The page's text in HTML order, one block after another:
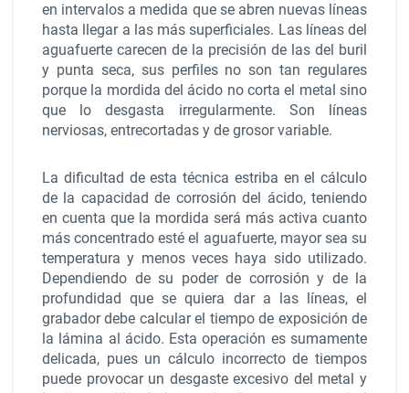
en intervalos a medida que se abren nuevas líneas
hasta llegar a las más superficiales. Las líneas del
aguafuerte carecen de la precisión de las del buril
y punta seca, sus perfiles no son tan regulares
porque la mordida del ácido no corta el metal sino
que lo desgasta irregularmente. Son líneas
nerviosas, entrecortadas y de grosor variable.
La dificultad de esta técnica estriba en el cálculo
de la capacidad de corrosión del ácido, teniendo
en cuenta que la mordida será más activa cuanto
más concentrado esté el aguafuerte, mayor sea su
temperatura y menos veces haya sido utilizado.
Dependiendo de su poder de corrosión y de la
profundidad que se quiera dar a las líneas, el
grabador debe calcular el tiempo de exposición de
la lámina al ácido. Esta operación es sumamente
delicada, pues un cálculo incorrecto de tiempos
puede provocar un desgaste excesivo del metal y